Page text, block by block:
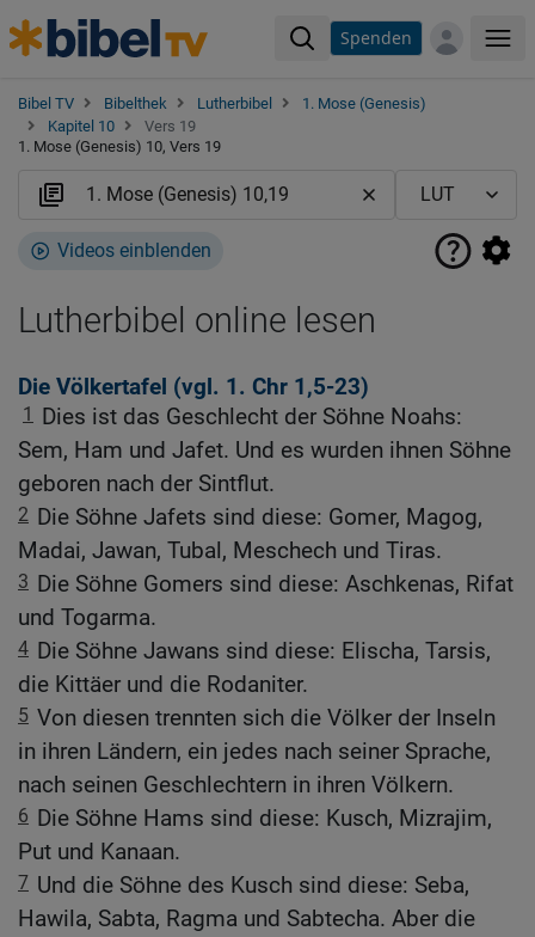
Spenden
Bibel TV Bibelthek Lutherbibel
1. Mose (Genesis)
Kapitel 10
Vers 19
1. Mose (Genesis) 10, Vers 19
Videos einblenden
Lutherbibel online lesen
Die Völkertafel (vgl. 1. Chr 1,5-23)
1
Dies ist das Geschlecht der Söhne Noahs:
Sem, Ham und Jafet. Und es wurden ihnen Söhne
geboren nach der Sintflut.
2 Die Söhne Jafets sind diese: Gomer, Magog,
Madai, Jawan, Tubal, Meschech und Tiras.
3 Die Söhne Gomers sind diese: Aschkenas, Rifat
und Togarma.
4 Die Söhne Jawans sind diese: Elischa, Tarsis,
die Kittäer und die Rodaniter.
5 Von diesen trennten sich die Völker der Inseln
in ihren Ländern, ein jedes nach seiner Sprache,
nach seinen Geschlechtern in ihren Völkern.
6 Die Söhne Hams sind diese: Kusch, Mizrajim,
Put und Kanaan.
7 Und die Söhne des Kusch sind diese: Seba,
Hawila, Sabta, Ragma und Sabtecha. Aber die